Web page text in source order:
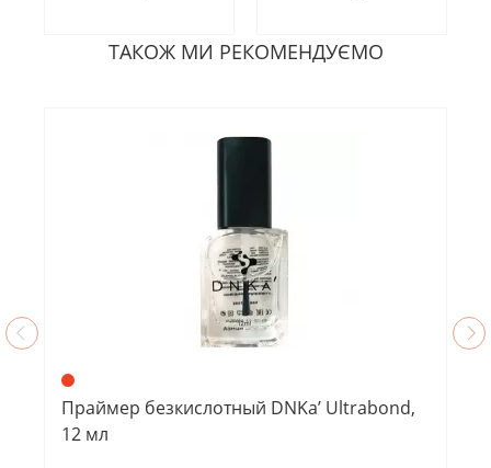
ТАКОЖ МИ РЕКОМЕНДУЄМО
Праймер безкислотный DNKa’ Ultrabond,
12 мл